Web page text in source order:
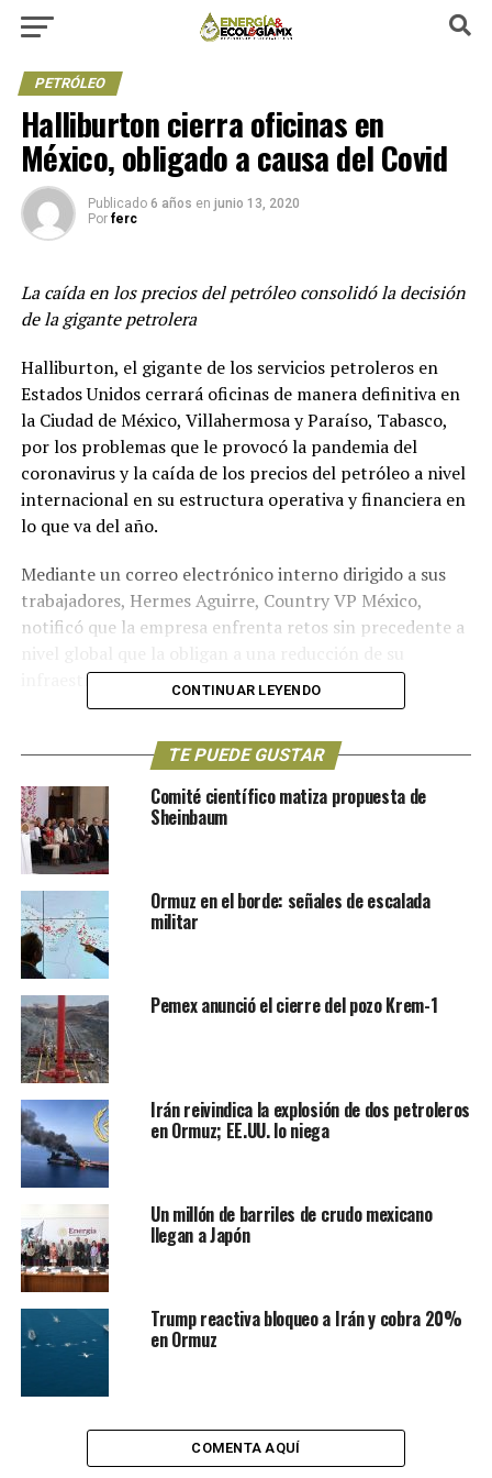
PETRÓLEO
Halliburton cierra oficinas en
México, obligado a causa del Covid
Publicado 6 años en junio 13, 2020
Por ferc
La caída en los precios del petróleo consolidó la decisión
de la gigante petrolera
Halliburton, el gigante de los servicios petroleros en
Estados Unidos cerrará oficinas de manera definitiva en
la Ciudad de México, Villahermosa y Paraíso, Tabasco,
por los problemas que le provocó la pandemia del
coronavirus y la caída de los precios del petróleo a nivel
internacional en su estructura operativa y financiera en
lo que va del año.
Mediante un correo electrónico interno dirigido a sus
trabajadores, Hermes Aguirre, Country VP México,
notificó que la empresa enfrenta retos sin precedente a
infraestructura.
del crudo, afectaron las operaciones de nuestros
clientes en el país, agrega el ejecutivo en el documento.
Por años, Pemex ha sido uno de los principales clientes
de Halliburton.
Para mantenernos competitivos, explica, debemos
tomar decisiones sumamente complejas y difíciles. “Es
así que para ajustar nuestra infraestructura a la nueva
realidad del entorno económico global…una de las
inmediata, es el cierre definitivo de las oficinas en la
Ciudad de México, en Villahermosa (edificio La Choca) y
El cierre de llevará a cabo en los meses de mayo y junio
de manera que consolidará a sus empleados en las
CONTINUAR LEYENDO
TE PUEDE GUSTAR
Comité científico matiza propuesta de
Sheinbaum
Ormuz en el borde: señales de escalada
militar
Pemex anunció el cierre del pozo Krem-1
Irán reivindica la explosión de dos petroleros
en Ormuz; EE.UU. lo niega
Un millón de barriles de crudo mexicano
llegan a Japón
Trump reactiva bloqueo a Irán y cobra 20%
en Ormuz
COMENTA AQUÍ